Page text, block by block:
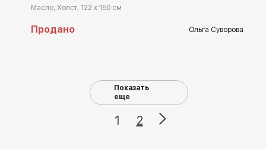
Масло, Холст, 122 x 150 см
Продано Ольга Суворова
Показать
еще
1 2